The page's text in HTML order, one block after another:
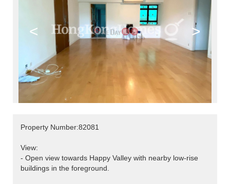
< >
Property Number:82081
View:
- Open view towards Happy Valley with nearby low-rise
buildings in the foreground.